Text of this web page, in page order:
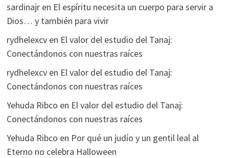
sardinajren El espíritu necesita un cuerpo para servir a
Dios… y también para vivir
rydhelexcven El valor del estudio del Tanaj:
Conectándonos con nuestras raíces
rydhelexcven El valor del estudio del Tanaj:
Conectándonos con nuestras raíces
Yehuda Ribco en El valor del estudio del Tanaj:
Conectándonos con nuestras raíces
Yehuda Ribco en Por qué un judío y un gentil leal al
Eterno no celebra Halloween